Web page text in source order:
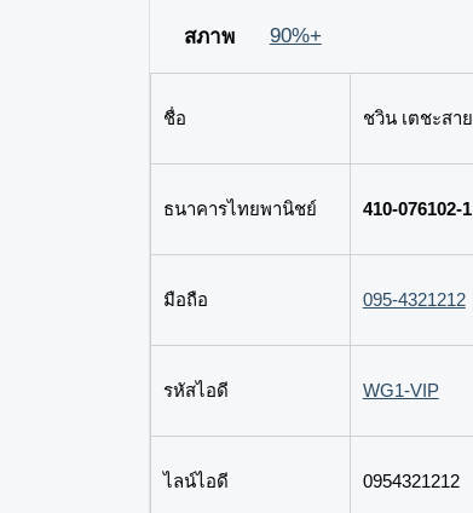
สภาพ 90%+
ชื่อ ชวิน เตชะสาย
ธนาคารไทยพานิชย์ 410-076102-1
มือถือ 095-4321212
รหัสไอดี WG1-VIP
ไลน์ไอดี 0954321212